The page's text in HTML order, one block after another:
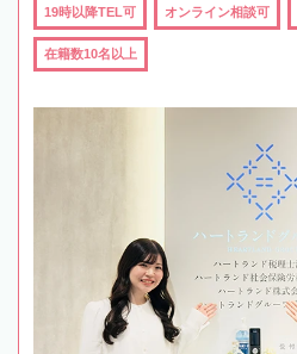
19時以降TEL可 オンライン相談可
在籍数10名以上